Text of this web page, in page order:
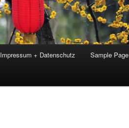
Impressum + Datenschutz Sample Page